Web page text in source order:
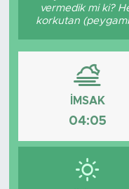
vermedik mi ki?
korkutan
İMSAK
04:05